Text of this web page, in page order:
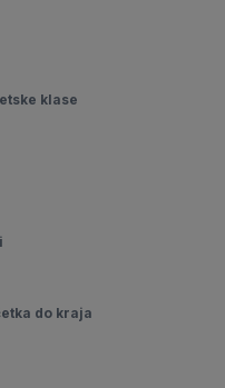
klase
do kraja